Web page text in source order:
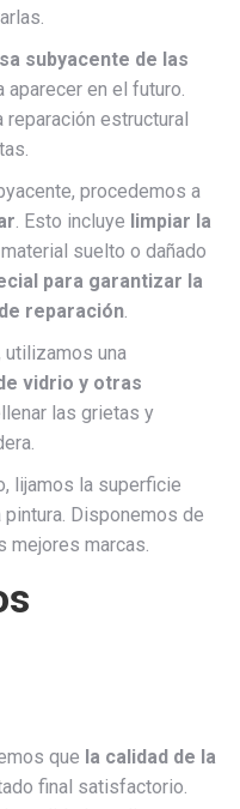
subyacente de las
aparecer en el futuro.
reparación estructural
procedemos a
. Esto incluye limpiar la
suelto o dañado
para garantizar la
reparación.
utilizamos una
vidrio y otras
las grietas y
lijamos la superficie
pintura. Disponemos de
mejores marcas.
que la calidad de la
final satisfactorio.